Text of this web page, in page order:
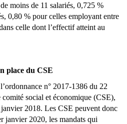
moins de 11 salariés, 0,725 %
0,80 % pour celles employant entre
celle dont l’effectif atteint au
place du CSE
n° 2017-1386 du 22
social et économique (CSE),
2018. Les CSE peuvent donc
janvier 2020, les mandats qui